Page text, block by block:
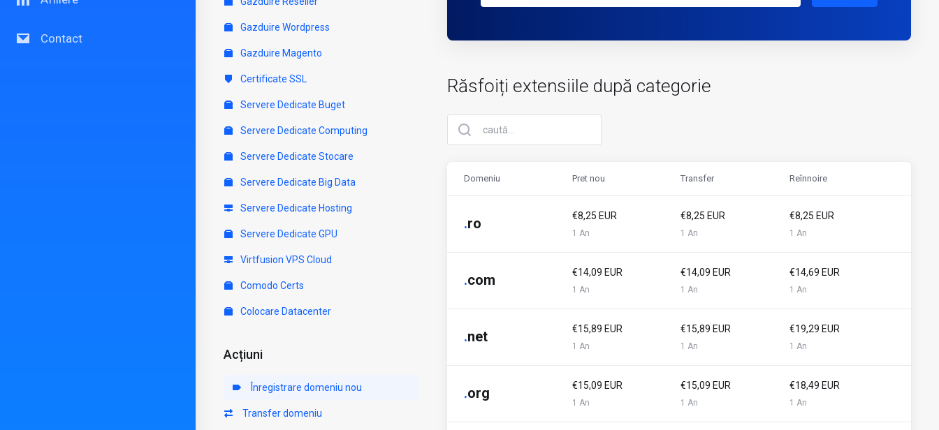
Contact
Gazduire Wordpress
Gazduire Magento
Certificate SSL
Servere Dedicate Buget
Servere Dedicate Computing
Servere Dedicate Stocare
Servere Dedicate Big Data
Servere Dedicate Hosting
Servere Dedicate GPU
Virtfusion VPS Cloud
Comodo Certs
Colocare Datacenter
Acțiuni
Înregistrare domeniu nou
Transfer domeniu
Răsfoiți extensiile după categorie
Domeniu Pret nou Transfer Reînnoire
.ro €8,25 EUR
1 An
€8,25 EUR
1 An
€8,25 EUR
1 An
.com €14,09 EUR
1 An
€14,09 EUR
1 An
€14,69 EUR
1 An
.net €15,89 EUR
1 An
€15,89 EUR
1 An
€19,29 EUR
1 An
.org €15,09 EUR
1 An
€15,09 EUR
1 An
€18,49 EUR
1 An